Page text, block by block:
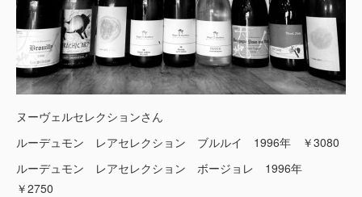
ヌーヴェルセレクションさん
ルーデュモン レアセレクション ブルルイ 1996年 ￥3080
ルーデュモン レアセレクション ボージョレ 1996年
￥2750